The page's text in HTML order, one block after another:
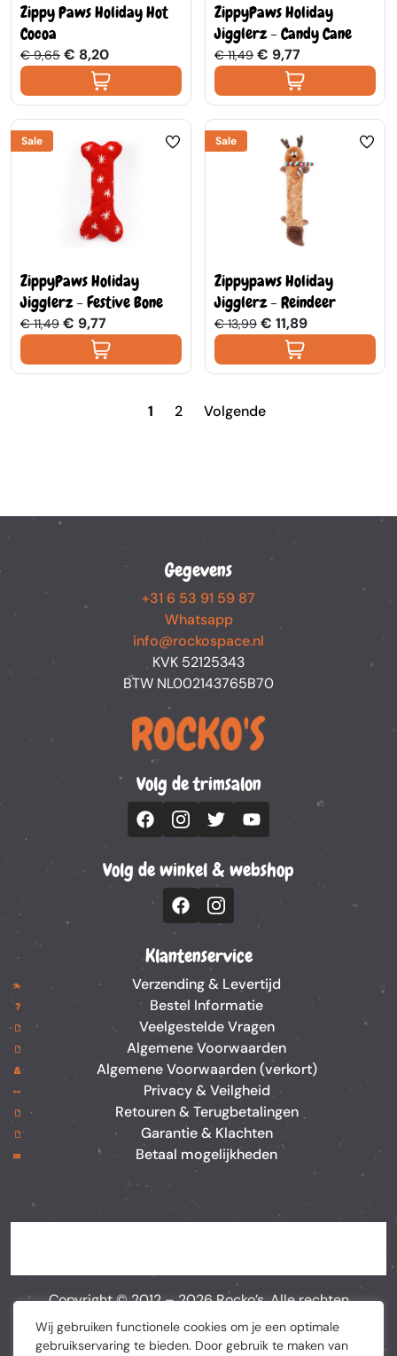
Wij gebruiken functionele cookies om je een optimale
gebruikservaring te bieden. Door gebruik te maken van
Zippy Paws Holiday Hot
Cocoa
€ 9,65 € 8,20
ZippyPaws Holiday
Jigglerz - Candy Cane
€ 11,49 € 9,77
Sale
ZippyPaws Holiday
Jigglerz - Festive Bone
€ 11,49 € 9,77
Sale
Zippypaws Holiday
Jigglerz - Reindeer
€ 13,99 € 11,89
1 2 Volgende
Gegevens
+31 6 53 91 59 87
Whatsapp
info@rockospace.nl
KVK 52125343
BTW NL002143765B70
Volg de trimsalon
Volg de winkel & webshop
Klantenservice
Verzending & Levertijd
Bestel Informatie
Veelgestelde Vragen
Algemene Voorwaarden
Algemene Voorwaarden (verkort)
Privacy & Veilgheid
Retouren & Terugbetalingen
Garantie & Klachten
Betaal mogelijkheden
Copyright © 2012 –2026Rocko’s. Alle rechten
voorbehouden. Webshop doorBEWISE Solutions